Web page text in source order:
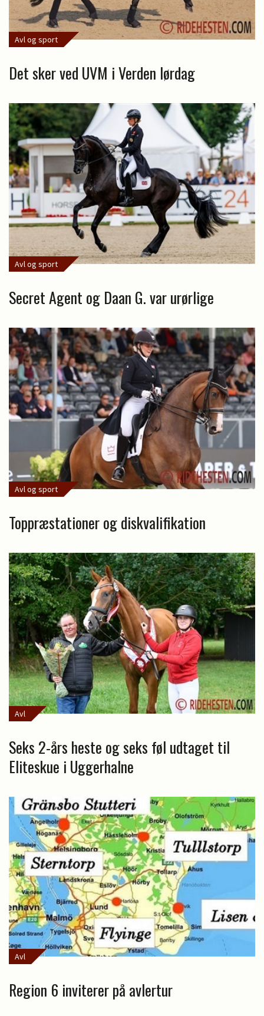
Avl og sport
Det sker ved UVM i Verden lørdag
Avl og sport
Secret Agent og Daan G. var urørlige
Avl og sport
Toppræstationer og diskvalifikation
Avl
Seks 2-års heste og seks føl udtaget til
Eliteskue i Uggerhalne
Avl
Region 6 inviterer på avlertur